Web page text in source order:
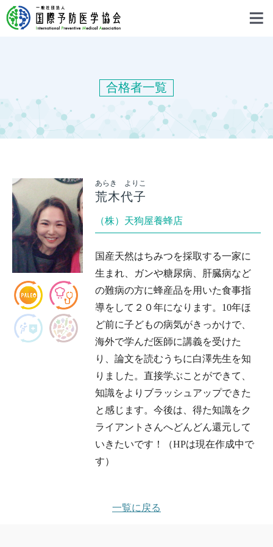
合格者一覧
あらき よりこ
荒木代子
（株）天狗屋養蜂店
国産天然はちみつを採取する一家に
生まれ、ガンや糖尿病、肝臓病など
の難病の方に蜂産品を用いた食事指
導をして２０年になります。10年ほ
ど前に子どもの病気がきっかけで、
海外で学んだ医師に講義を受けた
り、論文を読むうちに白澤先生を知
りました。直接学ぶことができて、
知識をよりブラッシュアップできた
と感じます。今後は、得た知識をク
ライアントさんへどんどん還元して
いきたいです！（HPは現在作成中で
す）
一覧に戻る